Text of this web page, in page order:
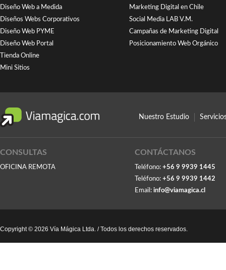
Diseño Web a Medida
Diseños Webs Corporativos
Diseño Web PYME
Diseño Web Portal
Tienda Online
Mini Sitios
Marketing Digital en Chile
Social Media LAB V.M.
Campañas de Marketing Digital
Posicionamiento Web Orgánico
Nuestro Estudio
CONSULTAS
OFICINA REMOTA
CONTÁCTANOS
Teléfono: +56 9 9939 1445
Teléfono: +56 9 9939 1442
Email: info@viamagica.cl
Copyright © 2026 Vía Mágica Ltda. / Todos los derechos reservados.